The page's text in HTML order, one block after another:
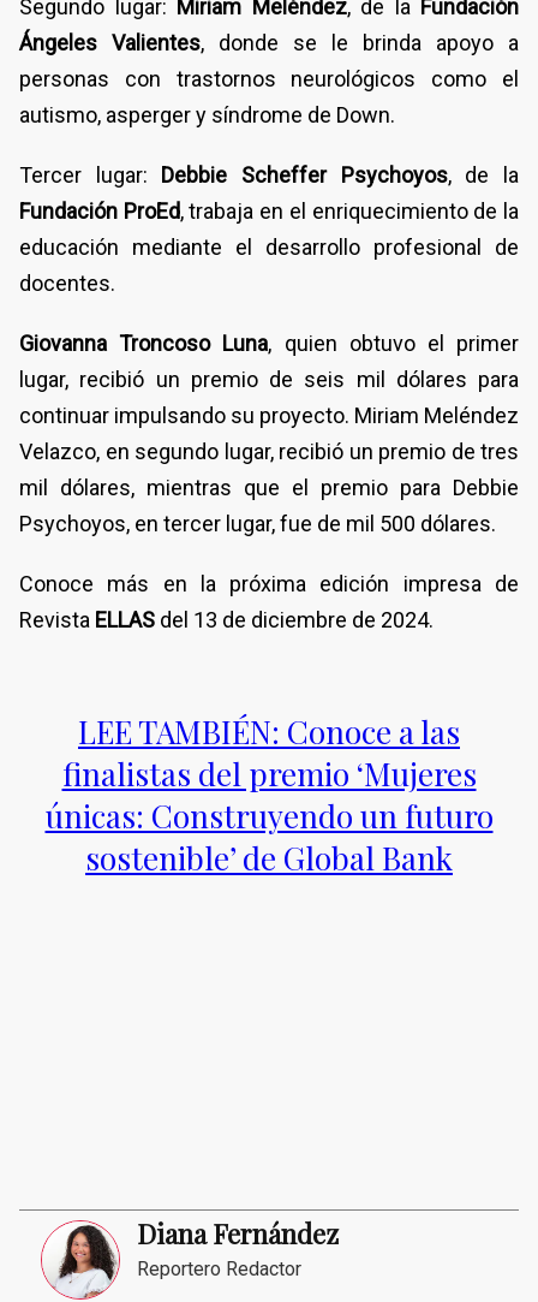
Segundo lugar: Miriam Meléndez, de la Fundación
Ángeles Valientes, donde se le brinda apoyo a
personas con trastornos neurológicos como el
autismo, asperger y síndrome de Down.
Tercer lugar: Debbie Scheffer Psychoyos, de la
Fundación ProEd, trabaja en el enriquecimiento de la
educación mediante el desarrollo profesional de
docentes.
Giovanna Troncoso Luna, quien obtuvo el primer
lugar, recibió un premio de seis mil dólares para
continuar impulsando su proyecto. Miriam Meléndez
Velazco, en segundo lugar, recibió un premio de tres
mil dólares, mientras que el premio para Debbie
Psychoyos, en tercer lugar, fue de mil 500 dólares.
Conoce más en la próxima edición impresa de
Revista ELLAS del 13 de diciembre de 2024.
LEE TAMBIÉN: Conoce a las
finalistas del premio ‘Mujeres
únicas: Construyendo un futuro
sostenible’ de Global Bank
Diana Fernández
Reportero Redactor